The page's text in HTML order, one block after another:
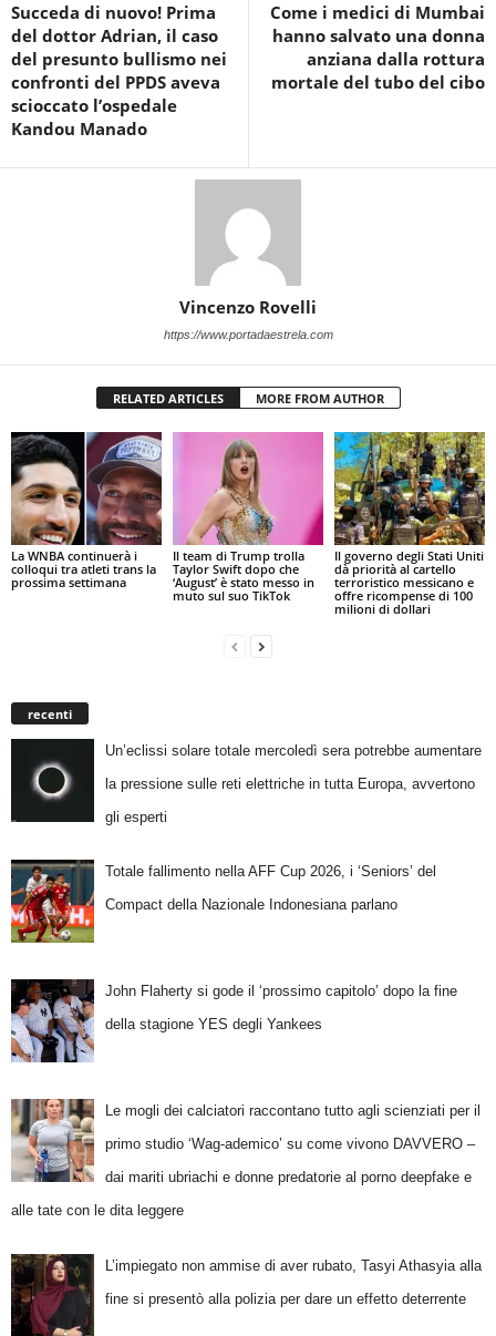
Succeda di nuovo! Prima
del dottor Adrian, il caso
del presunto bullismo nei
confronti del PPDS aveva
scioccato l’ospedale
Kandou Manado
Come i medici di Mumbai
hanno salvato una donna
anziana dalla rottura
mortale del tubo del cibo
Vincenzo Rovelli
https://www.portadaestrela.com
RELATED ARTICLES MORE FROM AUTHOR
La WNBA continuerà i
colloqui tra atleti trans la
prossima settimana
Il team di Trump trolla
Taylor Swift dopo che
‘August’ è stato messo in
muto sul suo TikTok
Il governo degli Stati Uniti
dà priorità al cartello
terroristico messicano e
offre ricompense di 100
milioni di dollari
recenti
Un’eclissi solare totale mercoledì sera potrebbe aumentare
la pressione sulle reti elettriche in tutta Europa, avvertono
gli esperti
Totale fallimento nella AFF Cup 2026, i ‘Seniors’ del
Compact della Nazionale Indonesiana parlano
John Flaherty si gode il ‘prossimo capitolo’ dopo la fine
della stagione YES degli Yankees
Le mogli dei calciatori raccontano tutto agli scienziati per il
primo studio ‘Wag-ademico’ su come vivono DAVVERO –
dai mariti ubriachi e donne predatorie al porno deepfake e
alle tate con le dita leggere
L’impiegato non ammise di aver rubato, Tasyi Athasyia alla
fine si presentò alla polizia per dare un effetto deterrente